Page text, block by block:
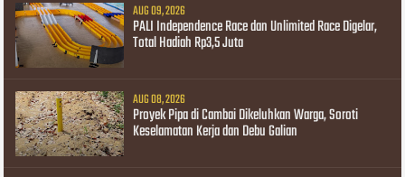
AUG 09, 2026
PALI Independence Race dan Unlimited Race Digelar,
Total Hadiah Rp3,5 Juta
AUG 08, 2026
Proyek Pipa di Cambai Dikeluhkan Warga, Soroti
Keselamatan Kerja dan Debu Galian